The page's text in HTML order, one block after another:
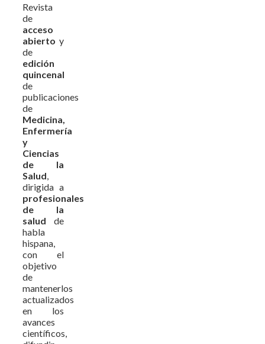
Revista
de
acceso
abierto y
de
edición
quincenal
de
publicaciones
de
Medicina,
Enfermería
y
Ciencias
de la
Salud
dirigida a
profesionales
de la
salud de
habla
hispana,
con el
objetivo
de
mantenerlos
actualizados
en los
avances
científicos,